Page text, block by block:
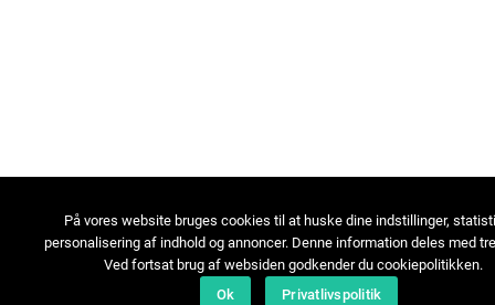
På vores website bruges cookies til at huske dine indstillinger,
personalisering af indhold og annoncer. Denne information deles med
Ved fortsat brug af websiden godkender du cookiepolitikken.
Ok
Privatlivspolitik